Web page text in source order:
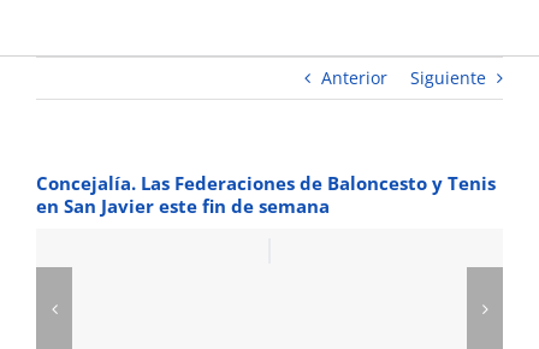
Anterior Siguiente
Concejalía. Las Federaciones de Baloncesto y Tenis
en San Javier este fin de semana